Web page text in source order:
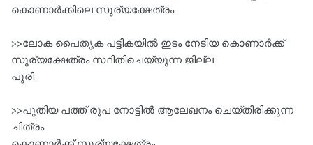
കൊണാർക്കിലെ സൂര്യക്ഷേത്രം
>>ലോക പൈതൃക പട്ടികയിൽ ഇടം നേടിയ കൊണാർക്ക്
സൂര്യക്ഷേത്രം സ്ഥിതിചെയ്യുന്ന ജില്ല
പുരി
>>പുതിയ പത്ത്‌ രൂപ നോട്ടിൽ ആലേഖനം ചെയ്തിരിക്കുന്ന
ചിത്രം